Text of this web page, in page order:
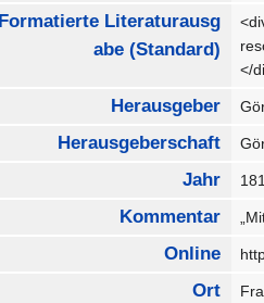
Formatierte Literaturausg
abe (Standard)
</
Herausgeber
Herausgeberschaft
Jahr
Kommentar
Online
Ort